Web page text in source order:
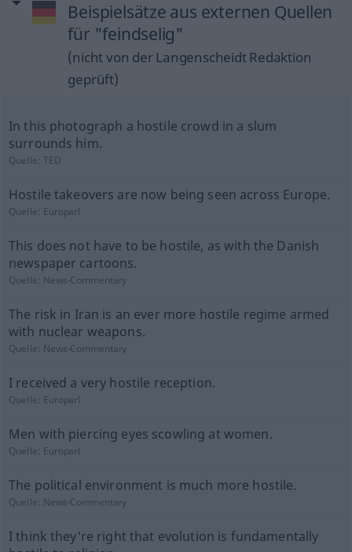
Beispielsätze aus externen Quellen
für "feindselig"
(nicht von der Langenscheidt Redaktion
geprüft)
In this photograph a hostile crowd in a slum
surrounds him.
Quelle:TED
Hostile takeovers are now being seen across Europe.
Quelle: Europarl
This does not have to be hostile, as with the Danish
newspaper cartoons.
Quelle: News-Commentary
The risk in Iran is an ever more hostile regime armed
with nuclear weapons.
Quelle: News-Commentary
I received a very hostile reception.
Quelle: Europarl
Men with piercing eyes scowling at women.
Quelle: Europarl
The political environment is much more hostile.
Quelle: News-Commentary
I think they're right that evolution is fundamentally